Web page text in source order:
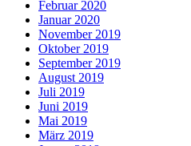
Februar 2020
Januar 2020
November 2019
Oktober 2019
September 2019
August 2019
Juli 2019
Juni 2019
Mai 2019
März 2019